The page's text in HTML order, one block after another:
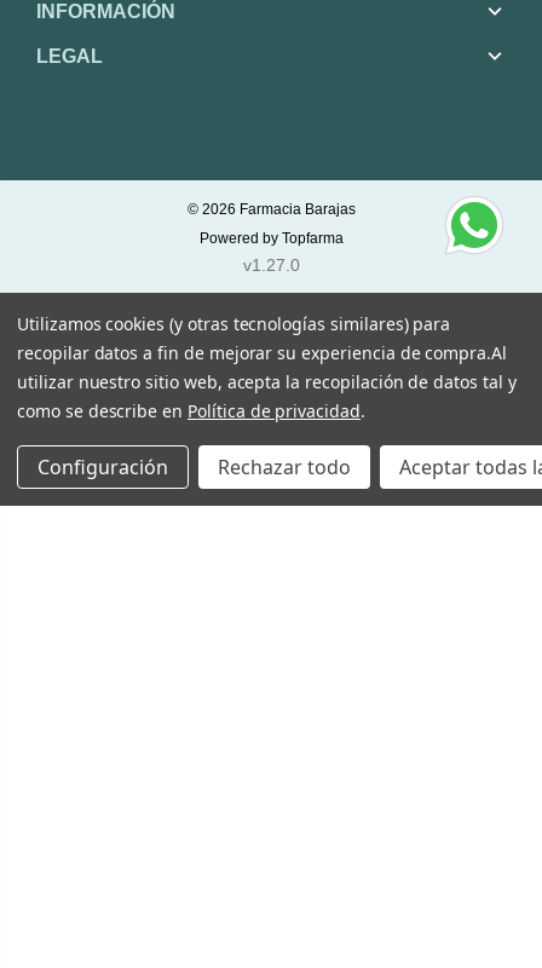
INFORMACIÓN
LEGAL
© 2026 Farmacia Barajas
Powered by Topfarma
v1.27.0
Utilizamos cookies (y otras tecnologías similares) para
recopilar datos a fin de mejorar su experiencia de compra.Al
utilizar nuestro sitio web, acepta la recopilación de datos tal y
como se describe en Política de privacidad.
Configuración Rechazar todo Aceptar todas